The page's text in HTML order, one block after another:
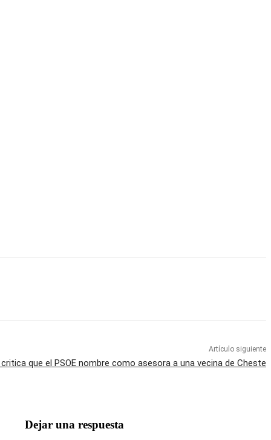
Artículo siguiente
que el PSOE nombre como asesora a una vecina de Cheste
Dejar una respuesta